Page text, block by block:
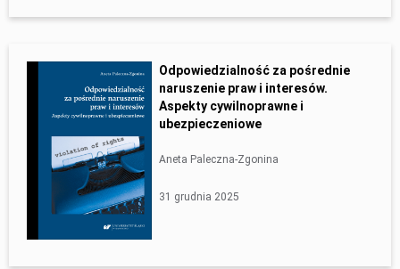
Odpowiedzialność za pośrednie
naruszenie praw i interesów.
Aspekty cywilnoprawne i
ubezpieczeniowe
Aneta Paleczna-Zgonina
31 grudnia 2025